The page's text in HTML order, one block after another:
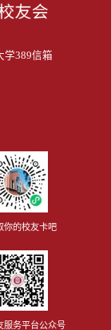
学389信箱
你的校友卡吧
服务平台公众号